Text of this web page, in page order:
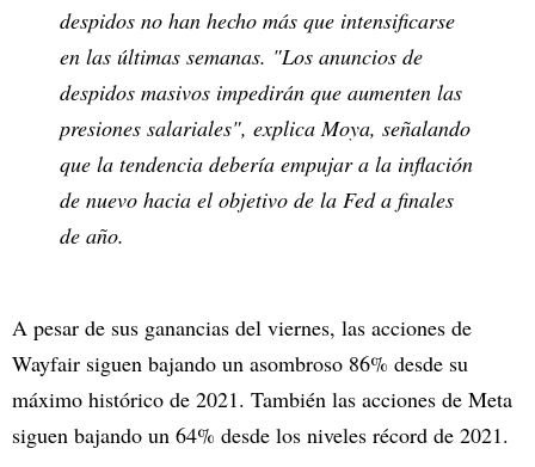
despidos no han hecho más que intensificarse
en las últimas semanas. "Los anuncios de
despidos masivos impedirán que aumenten las
presiones salariales", explica Moya, señalando
que la tendencia debería empujar a la inflación
de nuevo hacia el objetivo de la Fed a finales
de año.
A pesar de sus ganancias del viernes, las acciones de
Wayfair siguen bajando un asombroso 86% desde su
máximo histórico de 2021. También las acciones de Meta
siguen bajando un 64% desde los niveles récord de 2021.